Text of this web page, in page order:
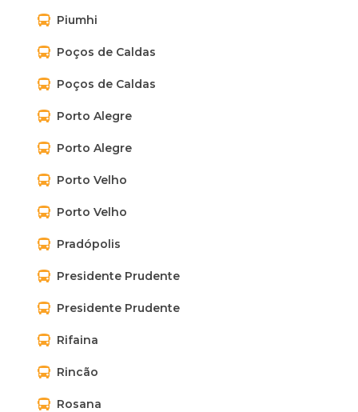
Piumhi
Poços de Caldas
Poços de Caldas
Porto Alegre
Porto Alegre
Porto Velho
Porto Velho
Pradópolis
Presidente Prudente
Presidente Prudente
Rifaina
Rincão
Rosana